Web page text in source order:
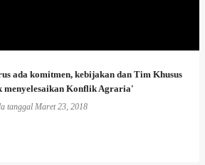
ada komitmen, kebijakan dan Tim Khusus
menyelesaikan Konflik Agraria'
tanggal Maret 23, 2018